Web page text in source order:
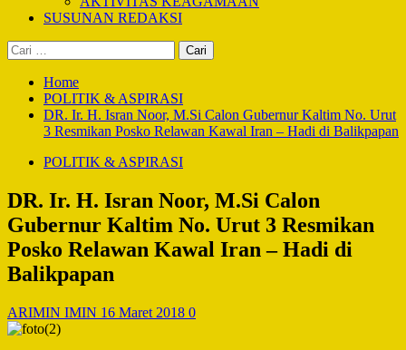
SUSUNAN REDAKSI
Cari
untuk:
Home
POLITIK & ASPIRASI
DR. Ir. H. Isran Noor, M.Si Calon Gubernur Kaltim No. Urut
3 Resmikan Posko Relawan Kawal Iran – Hadi di Balikpapan
POLITIK & ASPIRASI
DR. Ir. H. Isran Noor, M.Si Calon
Gubernur Kaltim No. Urut 3 Resmikan
Posko Relawan Kawal Iran – Hadi di
Balikpapan
ARIMIN IMIN 16 Maret 2018 0